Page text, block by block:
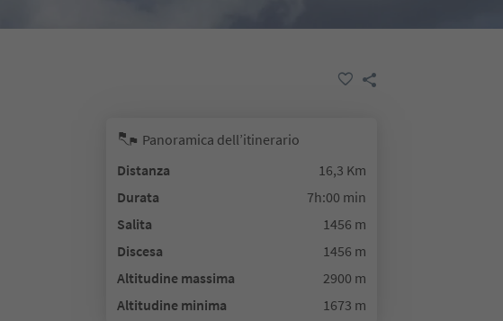
Panoramica dell’itinerario
Distanza
16,3 Km
Durata
7h:00 min
Salita
1456 m
Discesa
1456 m
Altitudine massima
2900 m
Altitudine minima
1673 m